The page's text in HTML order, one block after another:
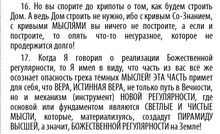
16. Но вы спорите до хрипоты о том, как будем строить
Дом. А ведь Дом строить не нужно, ибо с кривым Со-Знанием,
с кривыми МЫСЛЯМИ вы ничего не построите, а если и
построите, то опять что-то несуразное, которое не
продержится долго!
17. Когда Я говорил о реализации Божественной
регулярности, то Я имел в виду, что часть из вас всё же
осознает опасность греха тёмных МЫСЛЕЙ! ЭТА ЧАСТЬ примет
для себя, что ВЕРА, ИСТИННАЯ ВЕРА, не только путь в Вечности,
но и механизм (инструмент) НОВОЙ РЕГУЛЯРНОСТИ, где
основой или фундаментом являются СВЕТЛЫЕ И ЧИСТЫЕ
МЫСЛИ, которые, материализуясь, создадут ПИРАМИДУ
ВЫСШЕЙ, а значит, БОЖЕСТВЕННОЙ РЕГУЛЯРНОСТИ на Земле!